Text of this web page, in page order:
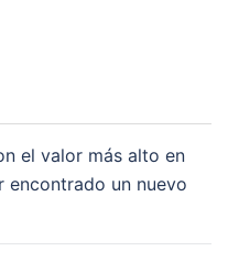
el valor más alto en
encontrado un nuevo